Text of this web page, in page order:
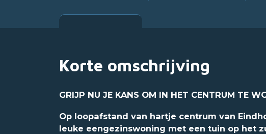
Korte omschrijving
GRIJP NU JE KANS OM IN HET CENTRUM TE
Op loopafstand van hartje centrum van
leuke eengezinswoning met een tuin op het